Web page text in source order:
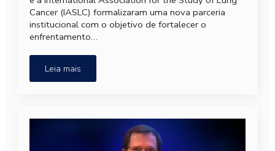
Cancer (IASLC) formalizaram uma nova parceria
institucional com o objetivo de fortalecer o
enfrentamento…
Leia mais